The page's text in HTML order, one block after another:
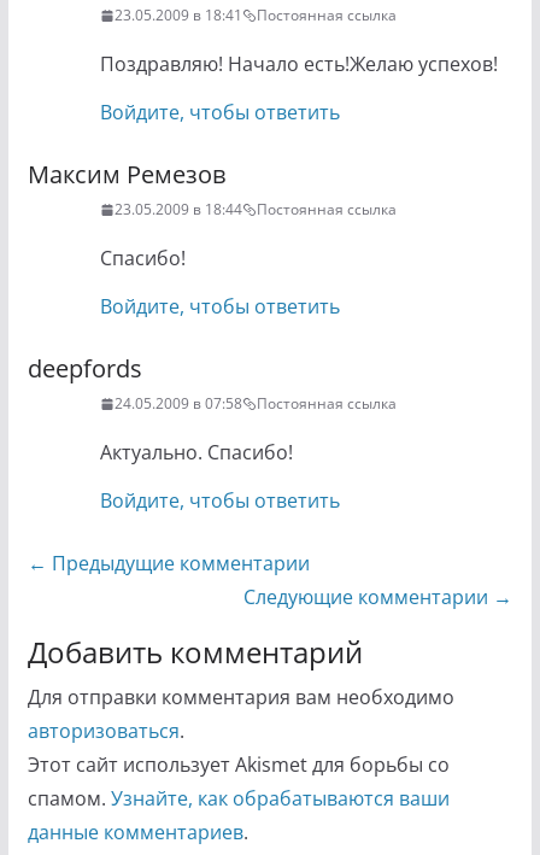
23.05.2009 в 18:41 Постоянная ссылка
Поздравляю! Начало есть!Желаю успехов!
Войдите, чтобы ответить
Максим Ремезов
23.05.2009 в 18:44 Постоянная ссылка
Спасибо!
Войдите, чтобы ответить
deepfords
24.05.2009 в 07:58 Постоянная ссылка
Актуально. Спасибо!
Войдите, чтобы ответить
Навигация
← Предыдущие комментарии
Следующие комментарии →
Добавить комментарий
Для отправки комментария вам необходимо
авторизоваться.
Этот сайт использует Akismet для борьбы со
спамом. Узнайте, как обрабатываются ваши
данные комментариев.